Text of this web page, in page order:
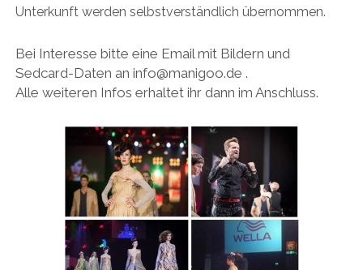
Unterkunft werden selbstverständlich übernommen.
Bei Interesse bitte eine Email mit Bildern und
Sedcard-Daten an info@manigoo.de .
Alle weiteren Infos erhaltet ihr dann im Anschluss.